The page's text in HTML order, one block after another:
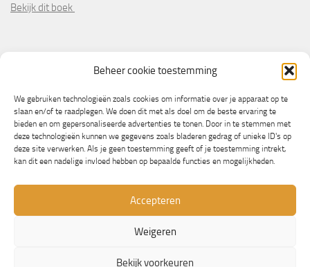
Beheer cookie toestemming
We gebruiken technologieën zoals cookies om informatie over je apparaat op te
slaan en/of te raadplegen. We doen dit met als doel om de beste ervaring te
bieden en om gepersonaliseerde advertenties te tonen. Door in te stemmen met
deze technologieën kunnen we gegevens zoals bladeren gedrag of unieke ID's op
deze site verwerken. Als je geen toestemming geeft of je toestemming intrekt,
kan dit een nadelige invloed hebben op bepaalde functies en mogelijkheden.
Accepteren
Weigeren
Bekijk voorkeuren
Bekijk dit boek